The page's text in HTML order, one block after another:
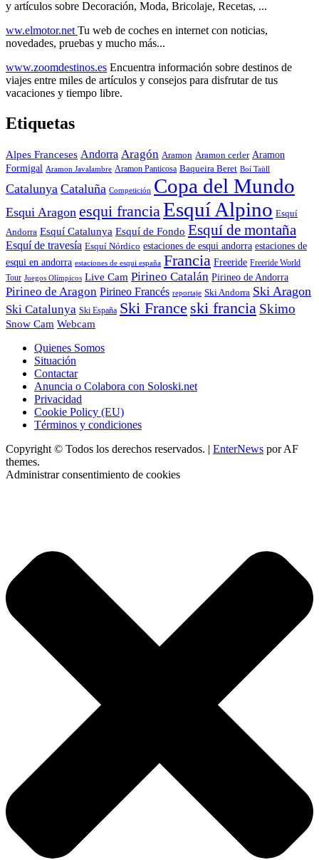
y artículos sobre Decoración, Moda, Bricolaje, Recetas, ...
ww.elmotor.net Tu web de coches en internet con noticias,
novedades, pruebas y mucho más...
www.zoomdestinos.es Encuentra información sobre destinos de
viajes entre miles de artículos y consejos para disfrutar de tus
vacaciones y tiempo libre.
Etiquetas
Alpes Franceses Andorra Aragón Aramon Aramon cerler Aramon
Formigal Aramon Javalambre Aramon Panticosa Baqueira Beret Boí Taüll
Catalunya Cataluña Competición Copa del Mundo
Esqui Aragon esqui francia Esquí Alpino Esquí
Andorra Esquí Catalunya Esquí de Fondo Esquí de montaña
Esquí de travesía Esquí Nórdico estaciones de esqui andorra estaciones de
esqui en andorra estaciones de esqui españa Francia Freeride Freeride World
Tour Juegos Olímpicos Live Cam Pirineo Catalán Pirineo de Andorra
Pirineo de Aragon Pirineo Francés reportaje Ski Andorra Ski Aragon
Ski Catalunya Ski España Ski France ski francia Skimo
Snow Cam Webcam
Quienes Somos
Situación
Contactar
Anuncia o Colabora con Soloski.net
Privacidad
Cookie Policy (EU)
Términos y condiciones
Copyright © Todos los derechos reservados. | EnterNews por AF
themes.
Administrar consentimiento de cookies